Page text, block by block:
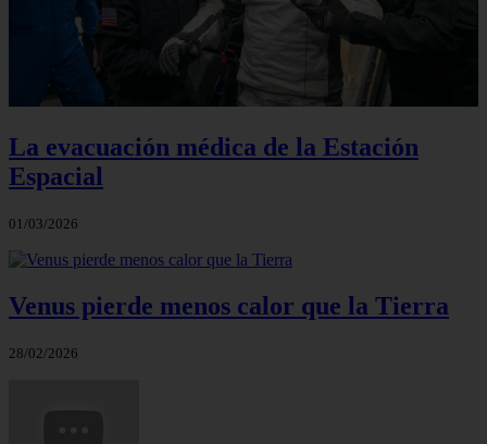
La evacuación médica de la Estación
Espacial
01/03/2026
Venus pierde menos calor que la Tierra
28/02/2026